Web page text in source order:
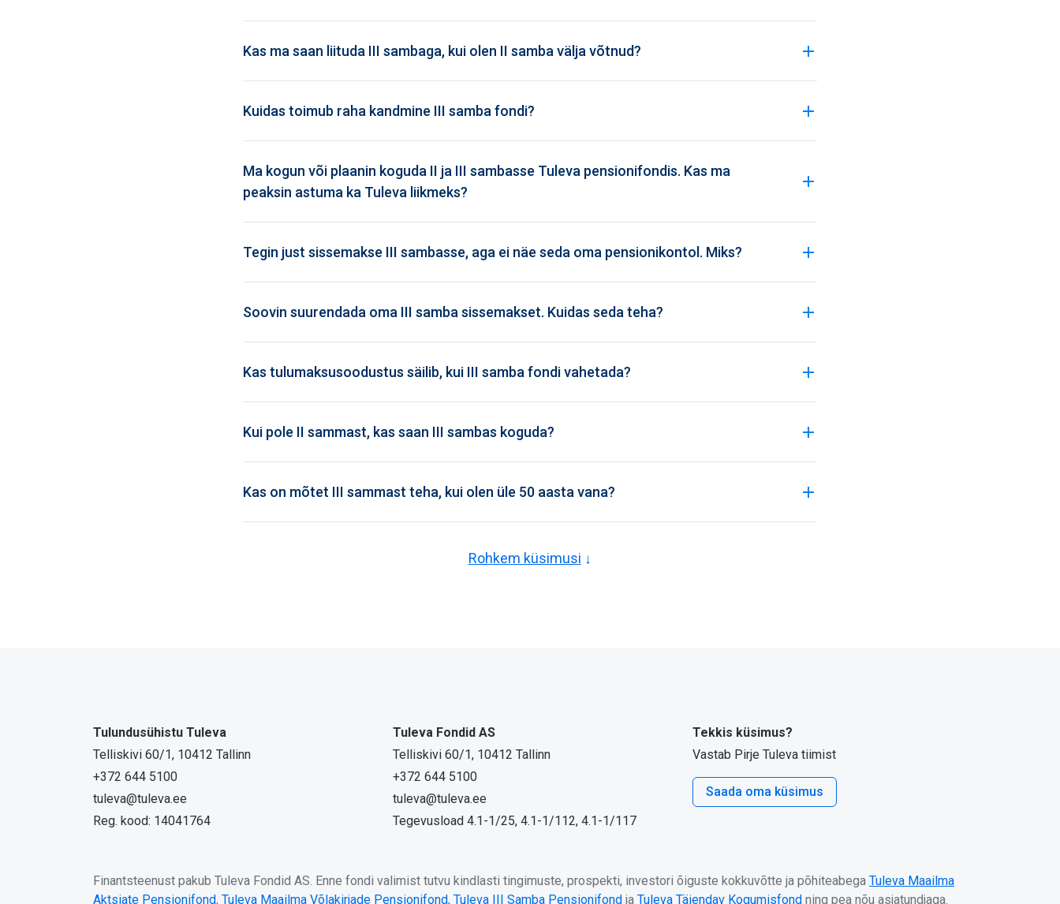
Kas ma saan liituda III sambaga, kui olen II samba välja võtnud?
Kuidas toimub raha kandmine III samba fondi?
Ma kogun või plaanin koguda II ja III sambasse Tuleva pensionifondis. Kas ma
peaksin astuma ka Tuleva liikmeks?
Tegin just sissemakse III sambasse, aga ei näe seda oma pensionikontol. Miks?
Soovin suurendada oma III samba sissemakset. Kuidas seda teha?
Kas tulumaksusoodustus säilib, kui III samba fondi vahetada?
Kui pole II sammast, kas saan III sambas koguda?
Kas on mõtet III sammast teha, kui olen üle 50 aasta vana?
Rohkem küsimusi
Tulundusühistu Tuleva
Telliskivi 60/1, 10412 Tallinn
+372 644 5100
tuleva@tuleva.ee
Reg. kood: 14041764
Tuleva Fondid AS
Telliskivi 60/1, 10412 Tallinn
+372 644 5100
tuleva@tuleva.ee
Tegevusload 4.1-1/25, 4.1-1/112, 4.1-1/117
Tekkis küsimus?
Vastab Pirje Tuleva tiimist
Saada oma küsimus
Finantsteenust pakub Tuleva Fondid AS. Enne fondi valimist tutvu kindlasti tingimuste, prospekti, investori õiguste kokkuvõtte ja põhiteabega Tuleva Maailma
Aktsiate Pensionifond, Tuleva Maailma Võlakirjade Pensionifond, Tuleva III Samba Pensionifond ja Tuleva Täiendav Kogumisfond ning pea nõu asjatundjaga.